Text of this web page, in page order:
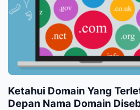
Ketahui Domain Yang
Depan Nama Domain